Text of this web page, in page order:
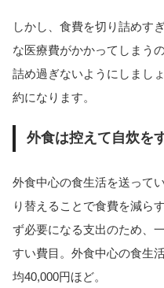
しかし、食費を切り詰めす
な医療費がかかってしまう
詰め過ぎないようにしまし
約になります。
外食は控えて自炊を
外食中心の食生活を送って
り替えることで食費を減ら
ず必要になる支出のため、
すい費目。外食中心の食生
均40,000円ほど。